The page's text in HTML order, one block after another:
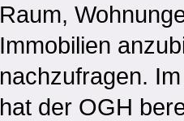
Raum,
Immobilien
nachzufragen.
hat der OGH